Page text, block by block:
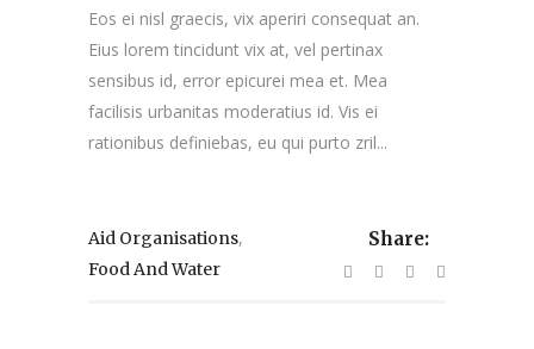
Eos ei nisl graecis, vix aperiri consequat an.
Eius lorem tincidunt vix at, vel pertinax
sensibus id, error epicurei mea et. Mea
facilisis urbanitas moderatius id. Vis ei
rationibus definiebas, eu qui purto zril...
Aid Organisations,
Food And Water
Share: